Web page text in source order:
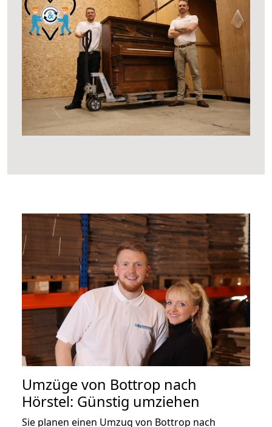
Umzüge von Bottrop nach
Hörstel: Günstig umziehen
Sie planen einen Umzug von Bottrop nach